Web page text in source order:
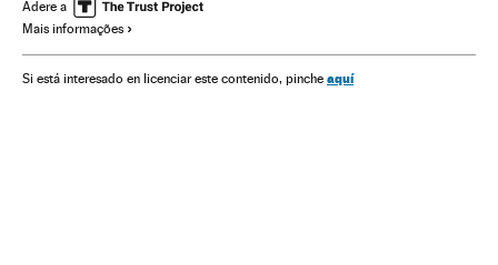
Estimulantes sexuais
Toxicodependências Vícios Drogas Sexo Doenças
Adere a
Mais informações
Si está interesado en licenciar este contenido, pinche aquí